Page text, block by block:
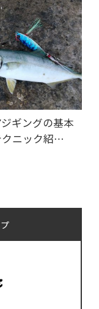
ギングの基本
クニック紹…